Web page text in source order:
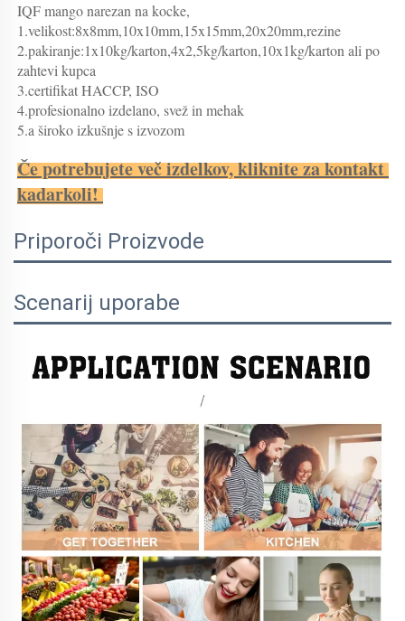
IQF mango narezan na kocke,
1.velikost:8x8mm,10x10mm,15x15mm,20x20mm,rezine
2.pakiranje:1x10kg/karton,4x2,5kg/karton,10x1kg/karton ali po
zahtevi kupca
3.certifikat HACCP, ISO
4.profesionalno izdelano, svež in mehak
5.a široko izkušnje s izvozom
Če potrebujete več izdelkov, kliknite za kontakt
kadarkoli!
Priporoči Proizvode
Scenarij uporabe